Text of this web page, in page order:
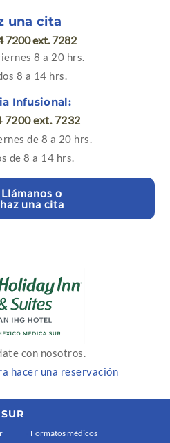
una cita
7200 ext. 7282
8 a 20 hrs.
8 a 14 hrs.
Infusional:
7200 ext. 7232
de 8 a 20 hrs.
de 8 a 14 hrs.
Llámanos o
haz una cita
con nosotros.
hacer una reservación
Formatos médicos